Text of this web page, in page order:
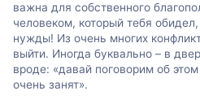
важна для собственного
человеком, который тебя
нужды! Из очень многих
выйти. Иногда буквально – в
вроде: «давай поговорим об
очень занят».